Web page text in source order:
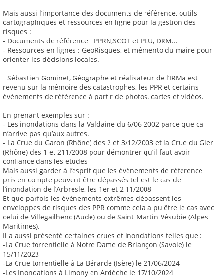
Mais aussi l’importance des documents de référence, outils
cartographiques et ressources en ligne pour la gestion des
risques :
- Documents de référence : PPRN,SCOT et PLU, DRM...
- Ressources en lignes : GeoRisques, et mémento du maire pour
orienter les décisions locales.
- Sébastien Gominet, Géographe et réalisateur de l’IRMa est
revenu sur la mémoire des catastrophes, les PPR et certains
événements de référence à partir de photos, cartes et vidéos.
En prenant exemples sur :
- Les inondations dans la Valdaine du 6/06 2002 parce que ca
n’arrive pas qu’aux autres.
- La Crue du Garon (Rhône) des 2 et 3/12/2003 et la Crue du Gier
(Rhône) des 1 et 211/2008 pour démontrer qu’il faut avoir
confiance dans les études
Mais aussi garder à l’esprit que les événements de référence
pris en compte peuvent être dépassés tel est le cas de
l’inondation de l’Arbresle, les 1er et 2 11/2008
Et que parfois les évènements extrêmes dépassent les
enveloppes de risques des PPR comme cela a pu être le cas avec
celui de Villegailhenc (Aude) ou de Saint-Martin-Vésubie (Alpes
Maritimes).
Il a aussi présenté certaines crues et inondations telles que :
-La Crue torrentielle à Notre Dame de Briançon (Savoie) le
15/11/2023
-La Crue torrentielle à La Bérarde (Isère) le 21/06/2024
-Les Inondations à Limony en Ardèche le 17/10/2024